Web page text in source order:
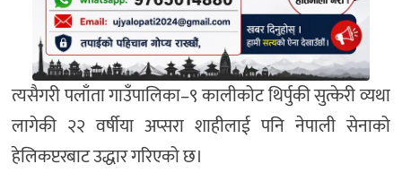
त्यसैगरी पलाँता गाउँपालिका–९ कालीकोट थिर्पुकी सुत्केरी व्यथा
लागेकी २२ वर्षीया अप्सरा शाहीलाई पनि नेपाली सेनाको
हेलिकप्टरबाट उद्धार गरिएको छ।